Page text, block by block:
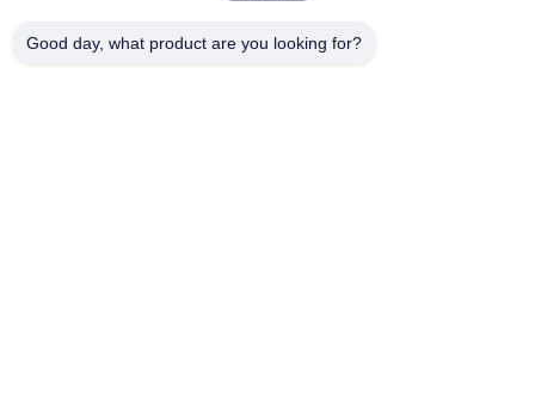
টেল
Good day, what product are you looking for?